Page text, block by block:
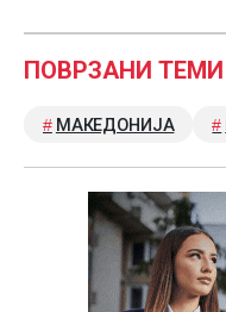
ПОВРЗАНИ ТЕМИ
МАКЕДОНИЈА